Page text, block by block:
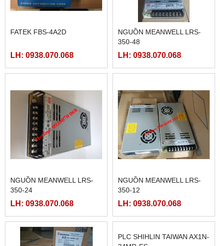
FATEK FBS-4A2D
LH: 0938.070.068
NGUỒN MEANWELL LRS-
350-48
LH: 0938.070.068
NGUỒN MEANWELL LRS-
350-24
LH: 0938.070.068
NGUỒN MEANWELL LRS-
350-12
LH: 0938.070.068